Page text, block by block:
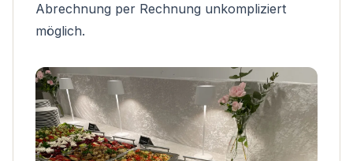
Abrechnung per Rechnung unkompliziert
möglich.